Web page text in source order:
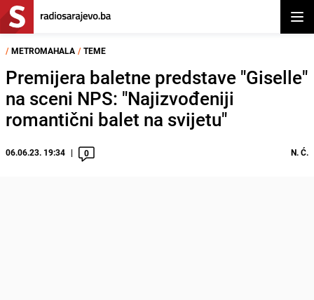
/ METROMAHALA / TEME
Premijera baletne predstave "Giselle"
na sceni NPS: "Najizvođeniji
romantični balet na svijetu"
06.06.23. 19:34 0 N. Ć.